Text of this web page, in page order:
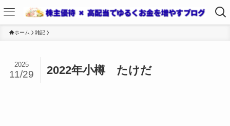
ホーム 雑記
2022年小樽 たけだ
2025
11/29